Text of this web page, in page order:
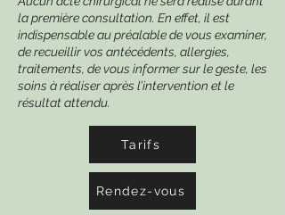
la première consultation. En effet, il est
indispensable au préalable de vous examiner,
de recueillir vos antécédents, allergies,
traitements, de vous informer sur le geste, les
soins à réaliser après l’intervention et le
résultat attendu.
Tarifs
Rendez-vous